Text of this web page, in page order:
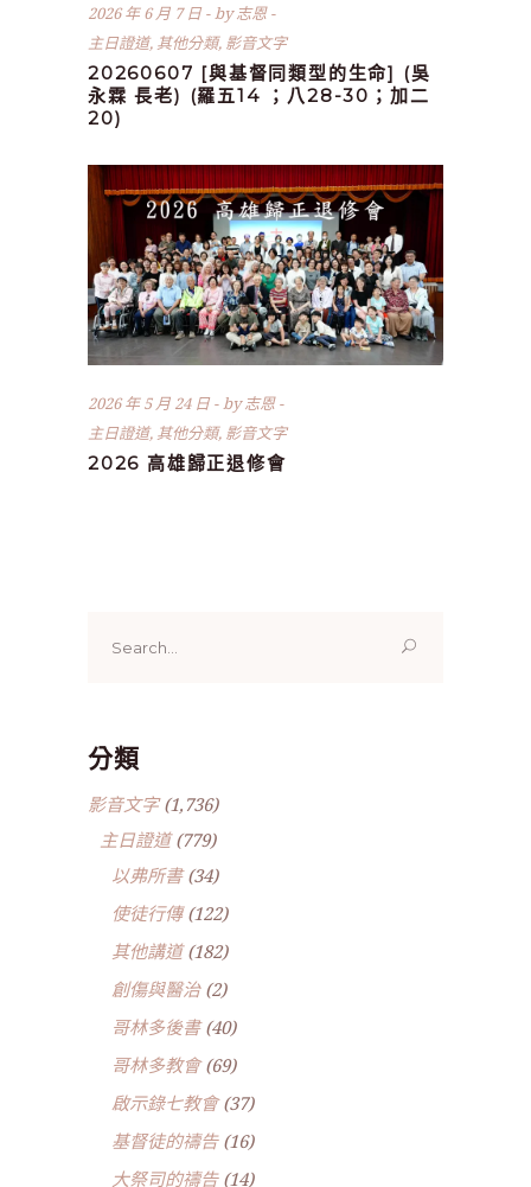
2026 年 6 月 7 日 by志恩
主日證道, 其他分類, 影音文字
20260607 [與基督同類型的生命] (吳
永霖 長老) (羅五14 ；八28-30；加二
20)
2026 年 5 月 24 日 by志恩
主日證道, 其他分類, 影音文字
2026 高雄歸正退修會
for:
分類
影音文字(1,736)
主日證道(779)
以弗所書(34)
使徒行傳(122)
其他講道(182)
創傷與醫治(2)
哥林多後書(40)
哥林多教會(69)
啟示錄七教會(37)
基督徒的禱告(16)
大祭司的禱告(14)